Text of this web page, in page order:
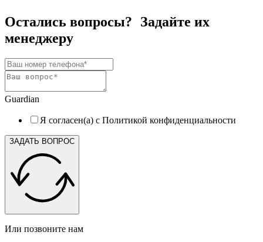
Остались вопросы? Задайте их
менеджеру
Guardian
Я согласен(а) с Политикой конфиденциальности
ЗАДАТЬ ВОПРОС
Или позвоните нам